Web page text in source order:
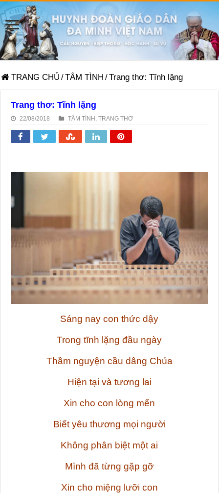
TRANG CHỦ /TÂM TÌNH /Trang thơ: Tĩnh lặng
Trang thơ: Tĩnh lặng
22/08/2018 TÂM TÌNH ,TRANG THƠ
Sáng nay con thức dậy
Trong tĩnh lặng đầu ngày
Thầm nguyện cầu dâng Chúa
Hiện tại và tương lai
Xin cho con lòng mến
Biết yêu thương mọi người
Không phân biệt một ai
Mình đã từng gặp gỡ
Xin cho miệng lưỡi con